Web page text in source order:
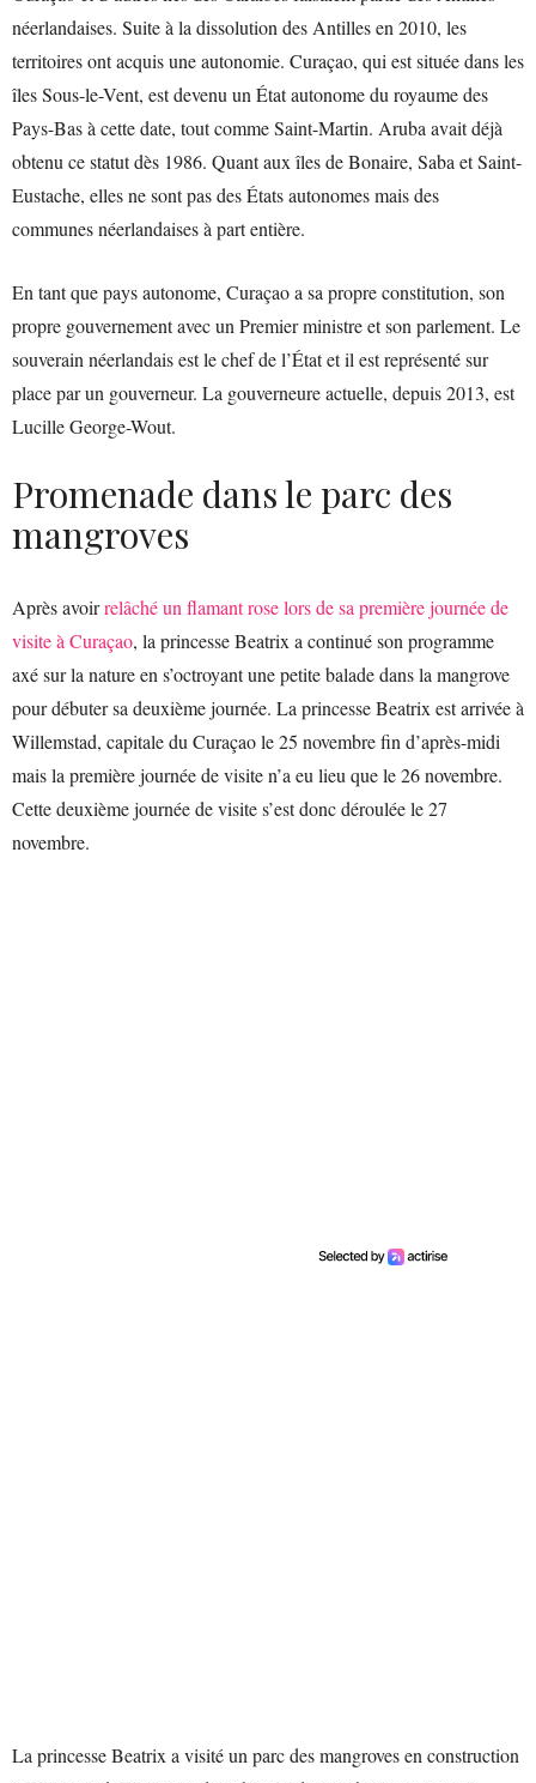
néerlandaises. Suite à la dissolution des Antilles en 2010, les
territoires ont acquis une autonomie. Curaçao, qui est située dans les
îles Sous-le-Vent, est devenu un État autonome du royaume des
Pays-Bas à cette date, tout comme Saint-Martin. Aruba avait déjà
obtenu ce statut dès 1986. Quant aux îles de Bonaire, Saba et Saint-
Eustache, elles ne sont pas des États autonomes mais des
communes néerlandaises à part entière.
En tant que pays autonome, Curaçao a sa propre constitution, son
propre gouvernement avec un Premier ministre et son parlement. Le
souverain néerlandais est le chef de l’État et il est représenté sur
place par un gouverneur. La gouverneure actuelle, depuis 2013, est
Lucille George-Wout.
Promenade dans le parc des
mangroves
Après avoirrelâché un flamant rose lors de sa première journée de
visite à Curaçao, la princesse Beatrix a continué son programme
axé sur la nature en s’octroyant une petite balade dans la mangrove
pour débuter sa deuxième journée. La princesse Beatrix est arrivée à
Willemstad, capitale du Curaçao le 25 novembre fin d’après-midi
mais la première journée de visite n’a eu lieu que le 26 novembre.
Cette deuxième journée de visite s’est donc déroulée le 27
novembre.
La princesse Beatrix a visité un parc des mangroves en construction